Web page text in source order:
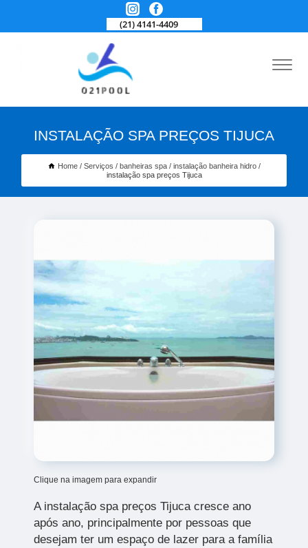
(21) 4141-4409
INSTALAÇÃO SPA PREÇOS TIJUCA
Home Serviços banheiras spa
instalação banheira hidro
instalação spa preços Tijuca
Clique na imagem para expandir
A instalação spa preços Tijuca cresce ano
após ano, principalmente por pessoas que
desejam ter um espaço de lazer para a família